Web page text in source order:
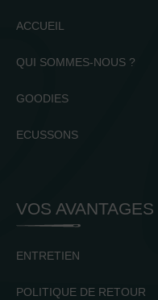
ACCUEIL
QUI SOMMES-NOUS ?
GOODIES
ECUSSONS
VOS AVANTAGES
ENTRETIEN
POLITIQUE DE RETOUR